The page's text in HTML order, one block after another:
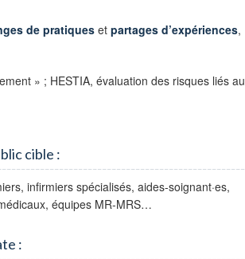
de pratiqueset partages d’expériences,
» ; HESTIA, évaluation des risques liés au
cible :
infirmiers spécialisés, aides-soignant·es,
équipes MR-MRS…
: